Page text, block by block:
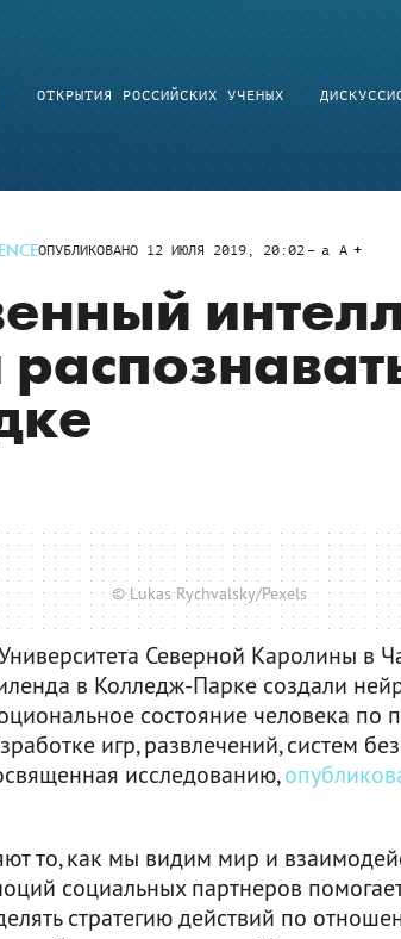
ОТКРЫТИЯ РОССИЙСКИХ УЧЕНЫХ
ОПУБЛИКОВАНО 12 ИЮЛЯ 2019, 20:02 a A
© Lukas Rychvalsky/Pexels
Северной Каролины в
в Колледж-Парке создали
состояние человека по
игр, развлечений, систем
исследованию,
то, как мы видим мир и
социальных партнеров
стратегию действий по